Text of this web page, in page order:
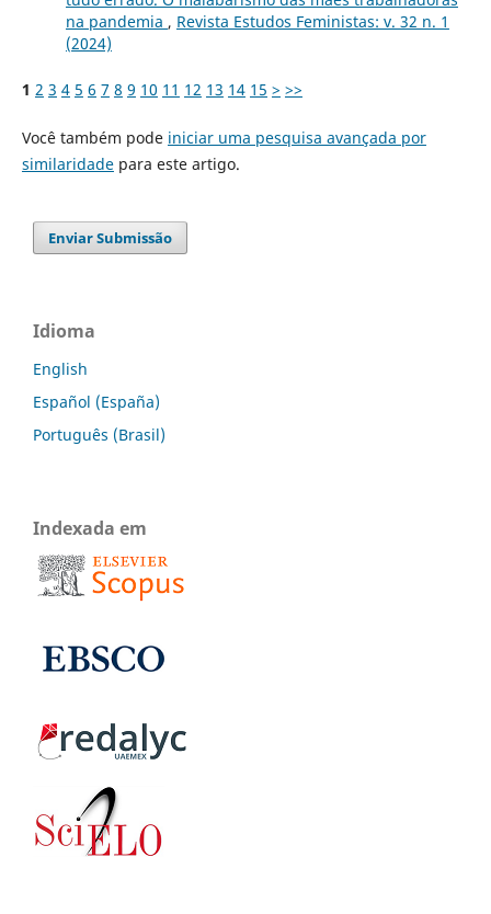
na pandemia , Revista Estudos Feministas: v. 32 n. 1
(2024)
1 2 3 4 5 6 7 8 9 10 11 12 13 14 15 > >>
Você também pode iniciar uma pesquisa avançada por
similaridadepara este artigo.
Enviar Submissão
Idioma
English
Español (España)
Português (Brasil)
Indexada em